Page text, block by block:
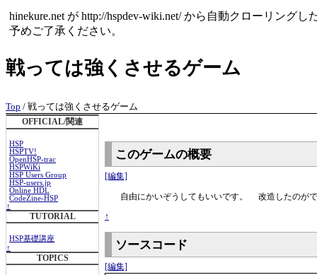
hinekure.net が http://hspdev-wiki.net/ から自動クローリング
予めご了承ください。
戦っては強くさせるゲーム
Top / 戦っては強くさせるゲーム
OFFICIAL/関連
HSP
HSPTV!
OpenHSP-trac
HSPWiKi
HSP Users Group
HSP-users.jp
Online HDL
CodeZine-HSP
↑
TUTORIAL
HSP基礎講座
↑
TOPICS
このゲームの概要
[編集]
自由にかいぞうしてもいいです。 改造したのが
↑
ソースコード
[編集]